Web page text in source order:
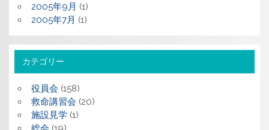
2005年9月 (1)
2005年7月 (1)
カテゴリー
役員会 (158)
救命講習会 (20)
施設見学(1)